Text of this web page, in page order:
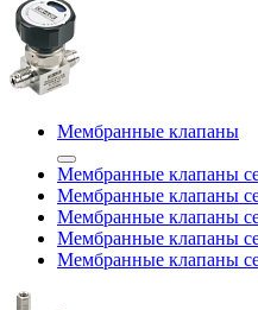
Мембранные клапаны
Мембранные клапаны
Мембранные клапаны
Мембранные клапаны
Мембранные клапаны
Мембранные клапаны